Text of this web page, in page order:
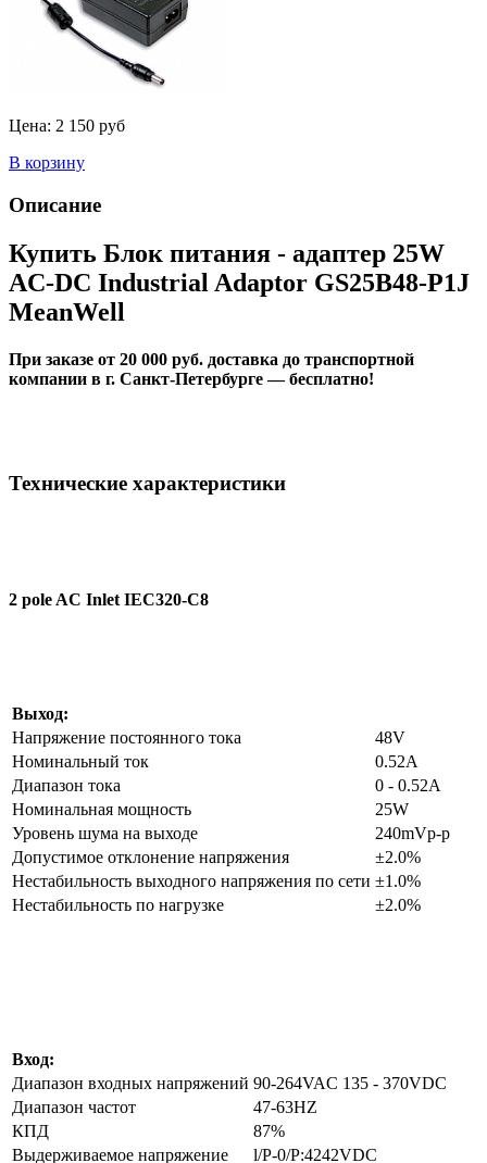
Цена: 2 150 руб
В корзину
Описание
Купить Блок питания - адаптер 25W
AC-DC Industrial Adaptor GS25B48-P1J
MeanWell
При заказе от 20 000 руб. доставка до транспортной
компании в г. Санкт-Петербурге — бесплатно!
Технические характеристики
2 pole AC Inlet IEC320-C8
Выход:
Напряжение постоянного тока
48V
Номинальный ток
0.52A
Диапазон тока
0 - 0.52A
Номинальная мощность
25W
Уровень шума на выходе
240mVp-p
Допустимое отклонение напряжения
±2.0%
Нестабильность выходного напряжения по сети ±1.0%
Нестабильность по нагрузке
±2.0%
Вход:
Диапазон входных напряжений 90-264VAC 135 - 370VDC
Диапазон частот
47-63HZ
КПД
87%
Выдерживаемое напряжение
l/P-0/P:4242VDC